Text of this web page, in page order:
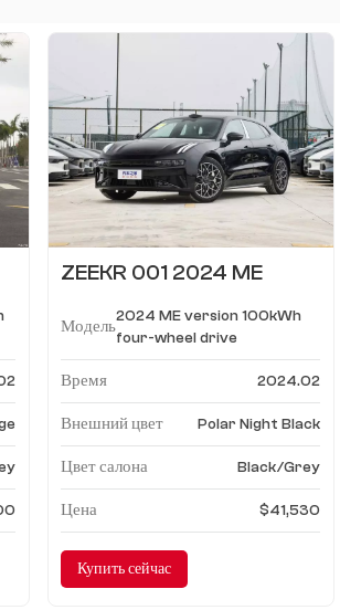
ZEEKR 001 2024 ME
привод
Модель
2024 ME version 100kWh
four-wheel drive
Время 2024.02
Внешний цвет Polar Night Black
Цвет салона Black/Grey
Цена $41,530
Купить сейчас